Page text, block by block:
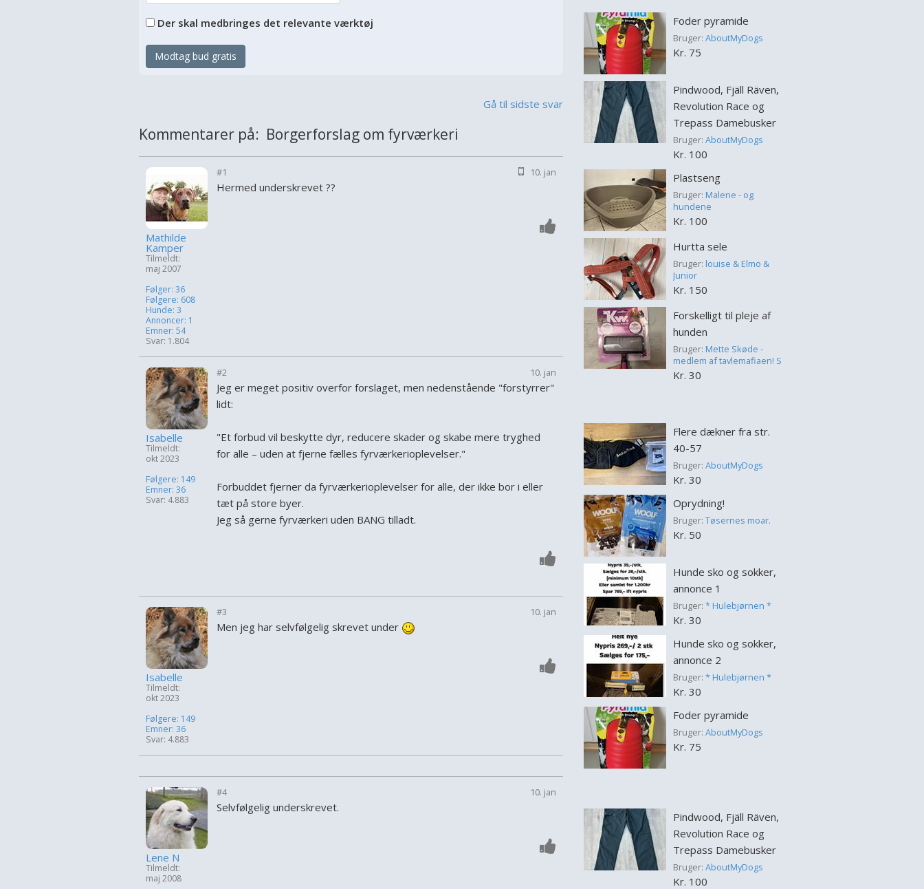
Der skal medbringes det relevante værktøj
Modtag bud gratis
Gå til sidste svar
Kommentarer på: Borgerforslag om fyrværkeri
Mathilde
Kamper
Tilmeldt:
maj 2007
Følger: 36
Følgere: 608
Hunde: 3
Annoncer: 1
Emner: 54
Svar: 1.804
#1 10. jan
Hermed underskrevet ??
Isabelle
Tilmeldt:
okt 2023
Følgere: 149
Emner: 36
Svar: 4.883
#2 10. jan
Jeg er meget positiv overfor forslaget, men nedenstående "forstyrrer"
lidt:
"Et forbud vil beskytte dyr, reducere skader og skabe mere tryghed
for alle – uden at fjerne fælles fyrværkerioplevelser."
Forbuddet fjerner da fyrværkerioplevelser for alle, der ikke bor i eller
tæt på store byer.
Jeg så gerne fyrværkeri uden BANG tilladt.
Isabelle
Tilmeldt:
okt 2023
Følgere: 149
Emner: 36
Svar: 4.883
#3 10. jan
Men jeg har selvfølgelig skrevet under
Lene N
Tilmeldt:
maj 2008
#4 10. jan
Selvfølgelig underskrevet.
Foder pyramide
Bruger: AboutMyDogs
Kr. 75
Pindwood, Fjäll Räven,
Revolution Race og
Trepass Damebusker
Bruger: AboutMyDogs
Kr. 100
Plastseng
Bruger: Malene - og
hundene
Kr. 100
Hurtta sele
Bruger: louise & Elmo &
Junior
Kr. 150
Forskelligt til pleje af
hunden
Bruger: Mette Skøde -
medlem af tavlemafiaen! S
Kr. 30
Flere dækner fra str.
40-57
Bruger: AboutMyDogs
Kr. 30
Oprydning!
Bruger: Tøsernes moar.
Kr. 50
Hunde sko og sokker,
annonce 1
Bruger: * Hulebjørnen *
Kr. 30
Hunde sko og sokker,
annonce 2
Bruger: * Hulebjørnen *
Kr. 30
Foder pyramide
Bruger: AboutMyDogs
Kr. 75
Pindwood, Fjäll Räven,
Revolution Race og
Trepass Damebusker
Bruger: AboutMyDogs
Kr. 100